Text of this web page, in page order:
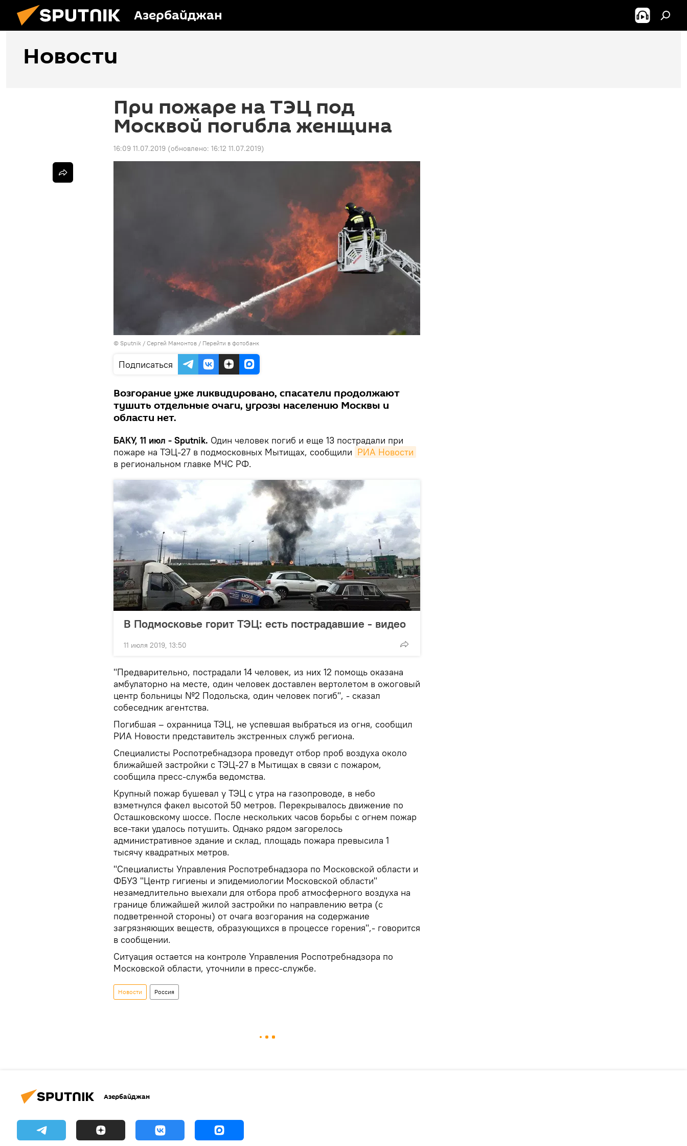
Азербайджан
Новости
При пожаре на ТЭЦ под
Москвой погибла женщина
16:09 11.07.2019 (обновлено: 16:12 11.07.2019)
© Sputnik / Сергей Мамонтов / Перейти в фотобанк
Подписаться
Возгорание уже ликвидировано, спасатели продолжают
тушить отдельные очаги, угрозы населению Москвы и
области нет.
БАКУ, 11 июл - Sputnik. Один человек погиб и еще 13 пострадали при
пожаре на ТЭЦ-27 в подмосковных Мытищах, сообщили РИА Новости
в региональном главке МЧС РФ.
В Подмосковье горит ТЭЦ: есть пострадавшие - видео
11 июля 2019, 13:50
"Предварительно, пострадали 14 человек, из них 12 помощь оказана
амбулаторно на месте, один человек доставлен вертолетом в ожоговый
центр больницы №2 Подольска, один человек погиб", - сказал
собеседник агентства.
Погибшая – охранница ТЭЦ, не успевшая выбраться из огня, сообщил
РИА Новости представитель экстренных служб региона.
Специалисты Роспотребнадзора проведут отбор проб воздуха около
ближайшей застройки с ТЭЦ-27 в Мытищах в связи с пожаром,
сообщила пресс-служба ведомства.
Крупный пожар бушевал у ТЭЦ с утра на газопроводе, в небо
взметнулся факел высотой 50 метров. Перекрывалось движение по
Осташковскому шоссе. После нескольких часов борьбы с огнем пожар
все-таки удалось потушить. Однако рядом загорелось
административное здание и склад, площадь пожара превысила 1
тысячу квадратных метров.
"Специалисты Управления Роспотребнадзора по Московской области и
ФБУЗ "Центр гигиены и эпидемиологии Московской области"
незамедлительно выехали для отбора проб атмосферного воздуха на
границе ближайшей жилой застройки по направлению ветра (с
подветренной стороны) от очага возгорания на содержание
загрязняющих веществ, образующихся в процессе горения",- говорится
в сообщении.
Ситуация остается на контроле Управления Роспотребнадзора по
Московской области, уточнили в пресс-службе.
Новости Россия
Азербайджан